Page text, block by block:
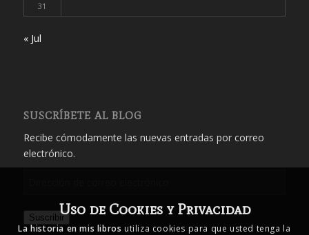
31
« Jul
SUSCRÍBETE AL BLOG
Recibe cómodamente las nuevas entradas por correo
electrónico.
correo
electrónico
SuscribirUso de Cookies y Privacidad
La historia en mis libros utiliza cookies para que usted tenga la